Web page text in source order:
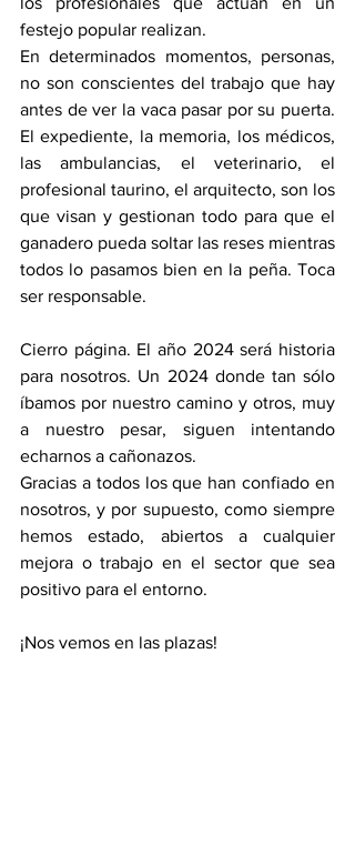
festejo popular realizan.
En determinados momentos, personas,
no son conscientes del trabajo que hay
antes de ver la vaca pasar por su puerta.
El expediente, la memoria, los médicos,
las ambulancias, el veterinario, el
profesional taurino, el arquitecto, son los
que visan y gestionan todo para que el
ganadero pueda soltar las reses mientras
todos lo pasamos bien en la peña. Toca
ser responsable.
Cierro página. El año 2024 será historia
para nosotros. Un 2024 donde tan sólo
íbamos por nuestro camino y otros, muy
a nuestro pesar, siguen intentando
echarnos a cañonazos.
Gracias a todos los que han confiado en
nosotros, y por supuesto, como siempre
hemos estado, abiertos a cualquier
mejora o trabajo en el sector que sea
positivo para el entorno.
¡Nos vemos en las plazas!